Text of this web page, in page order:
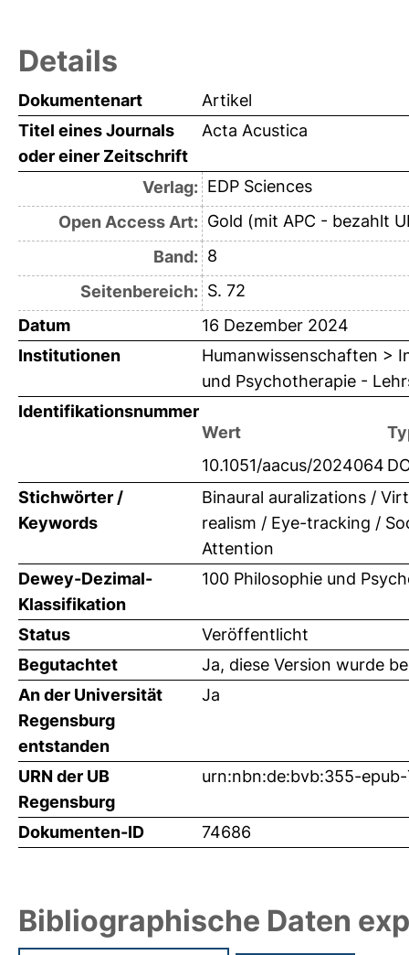
Details
Dokumentenart
Artikel
Titel eines Journals
oder einer Zeitschrift
Acta Acustica
Verlag: EDP Sciences
Open Access Art: Gold (mit APC - bezahlt
Band: 8
Seitenbereich: S. 72
Datum
16 Dezember 2024
Institutionen
Humanwissenschaften >
und Psychotherapie -
Identifikationsnummer
Wert
10.1051/aacus/2024064
Stichwörter /
Keywords
Binaural auralizations /
realism / Eye-tracking /
Attention
Dewey-Dezimal-
Klassifikation
100 Philosophie und
Status
Veröffentlicht
Begutachtet
Ja, diese Version wurde
An der Universität
Regensburg
entstanden
Ja
URN der UB
Regensburg
urn:nbn:de:bvb:355-
Dokumenten-ID 74686
Bibliographische Daten